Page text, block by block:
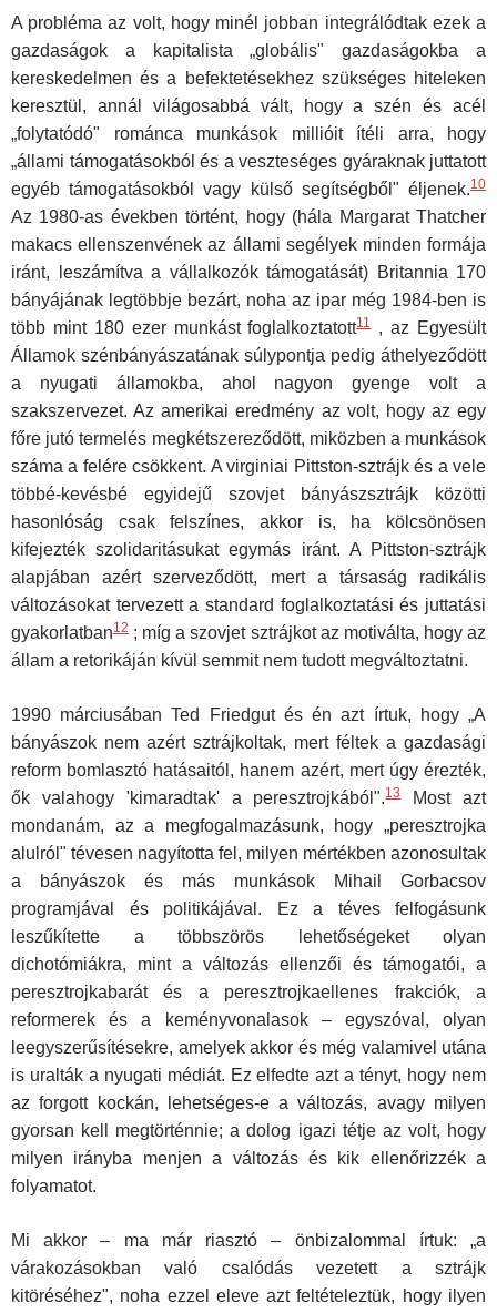
A probléma az volt, hogy minél jobban integrálódtak ezek a
gazda­ságok a kapitalista „globális" gazdaságokba a
kereskedelmen és a befektetésekhez szükséges hiteleken
keresztül, annál világosabbá vált, hogy a szén és acél
„folytatódó" románca munkások millióit ítéli arra, hogy
„állami támogatásokból és a veszteséges gyáraknak juttatott
egyéb támogatásokból vagy külső segítségből" éljenek.10
Az 1980-as években történt, hogy (hála Margarat Thatcher
makacs ellenszenvének az állami segélyek minden formája
iránt, leszámítva a vállalkozók támogatását) Britannia 170
bányájának legtöbbje bezárt, noha az ipar még 1984-ben is
több mint 180 ezer munkást foglalkoztatott11, az Egyesült
Államok szénbányászatának súlypontja pedig áthelyeződött
a nyugati államok­ba, ahol nagyon gyenge volt a
szakszervezet. Az amerikai eredmény az volt, hogy az egy
főre jutó termelés megkétszereződött, miközben a munkások
száma a felére csökkent. A virginiai Pittston-sztrájk és a vele
többé-kevésbé egyidejű szovjet bányászsztrájk közötti
hasonlóság csak felszínes, akkor is, ha kölcsönösen
kifejezték szolidaritásukat egymás iránt. A Pittston-sztrájk
alapjában azért szerveződött, mert a társaság radikális
változásokat tervezett a standard foglalkoztatási és juttatási
gyakorlatban12 ; míg a szovjet sztrájkot az motiválta, hogy az
állam a retorikáján kívül semmit nem tudott megváltoztatni.
1990 márciusában Ted Friedgut és én azt írtuk, hogy „A
bányászok nem azért sztrájkoltak, mert féltek a gazdasági
reform bomlasztó ha­tásaitól, hanem azért, mert úgy érezték,
ők valahogy 'kimaradtak' a peresztrojkából".13Most azt
mondanám, az a megfogalmazásunk, hogy „peresztrojka
alulról" tévesen nagyította fel, milyen mértékben azono­sultak
a bányászok és más munkások Mihail Gorbacsov
programjával és politikájával. Ez a téves felfogásunk
leszűkítette a többszörös lehe­tőségeket olyan
dichotómiákra, mint a változás ellenzői és támogatói, a
peresztrojkabarát és a peresztrojkaellenes frakciók, a
reformerek és a keményvonalasok – egyszóval, olyan
leegyszerűsítésekre, amelyek akkor és még valamivel utána
is uralták a nyugati médiát. Ez elfedte azt a tényt, hogy nem
az forgott kockán, lehetséges-e a változás, avagy milyen
gyorsan kell megtörténnie; a dolog igazi tétje az volt, hogy
milyen irányba menjen a változás és kik ellenőrizzék a
folyamatot.
Mi akkor – ma már riasztó – önbizalommal írtuk: „a
várakozásokban való csalódás vezetett a sztrájk
kitöréséhez", noha ezzel eleve azt fel­tételeztük, hogy ilyen